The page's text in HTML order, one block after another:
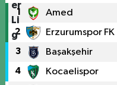
1 Amed
2 Erzurumspor FK
3 Başakşehir
4 Kocaelispor